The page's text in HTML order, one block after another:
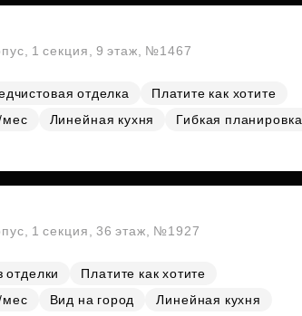
1 секция, 9 этаж, №1467
отделка
Платите как хотите
мес
Линейная кухня
Гибкая планировка
1 секция, 36 этаж, №1927
отделки
Платите как хотите
мес
Вид на город
Линейная кухня